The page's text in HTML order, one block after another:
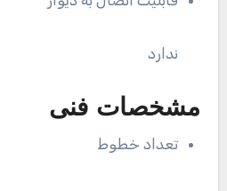
ندارد
مشخصات فنی
تعداد خطوط